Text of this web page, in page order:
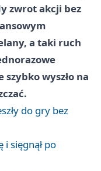
zwrot akcji bez
a taki ruch
wyszło na
do gry bez
i sięgnął po